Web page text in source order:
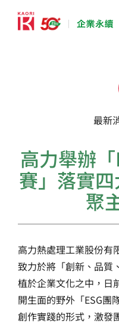
最新
高力舉辦
賽」落實
聚
高力熱處理工業股份有
致力於將「創新、品質
植於企業文化之中，日
開生面的野外「ESG團
創作實踐的形式，激發